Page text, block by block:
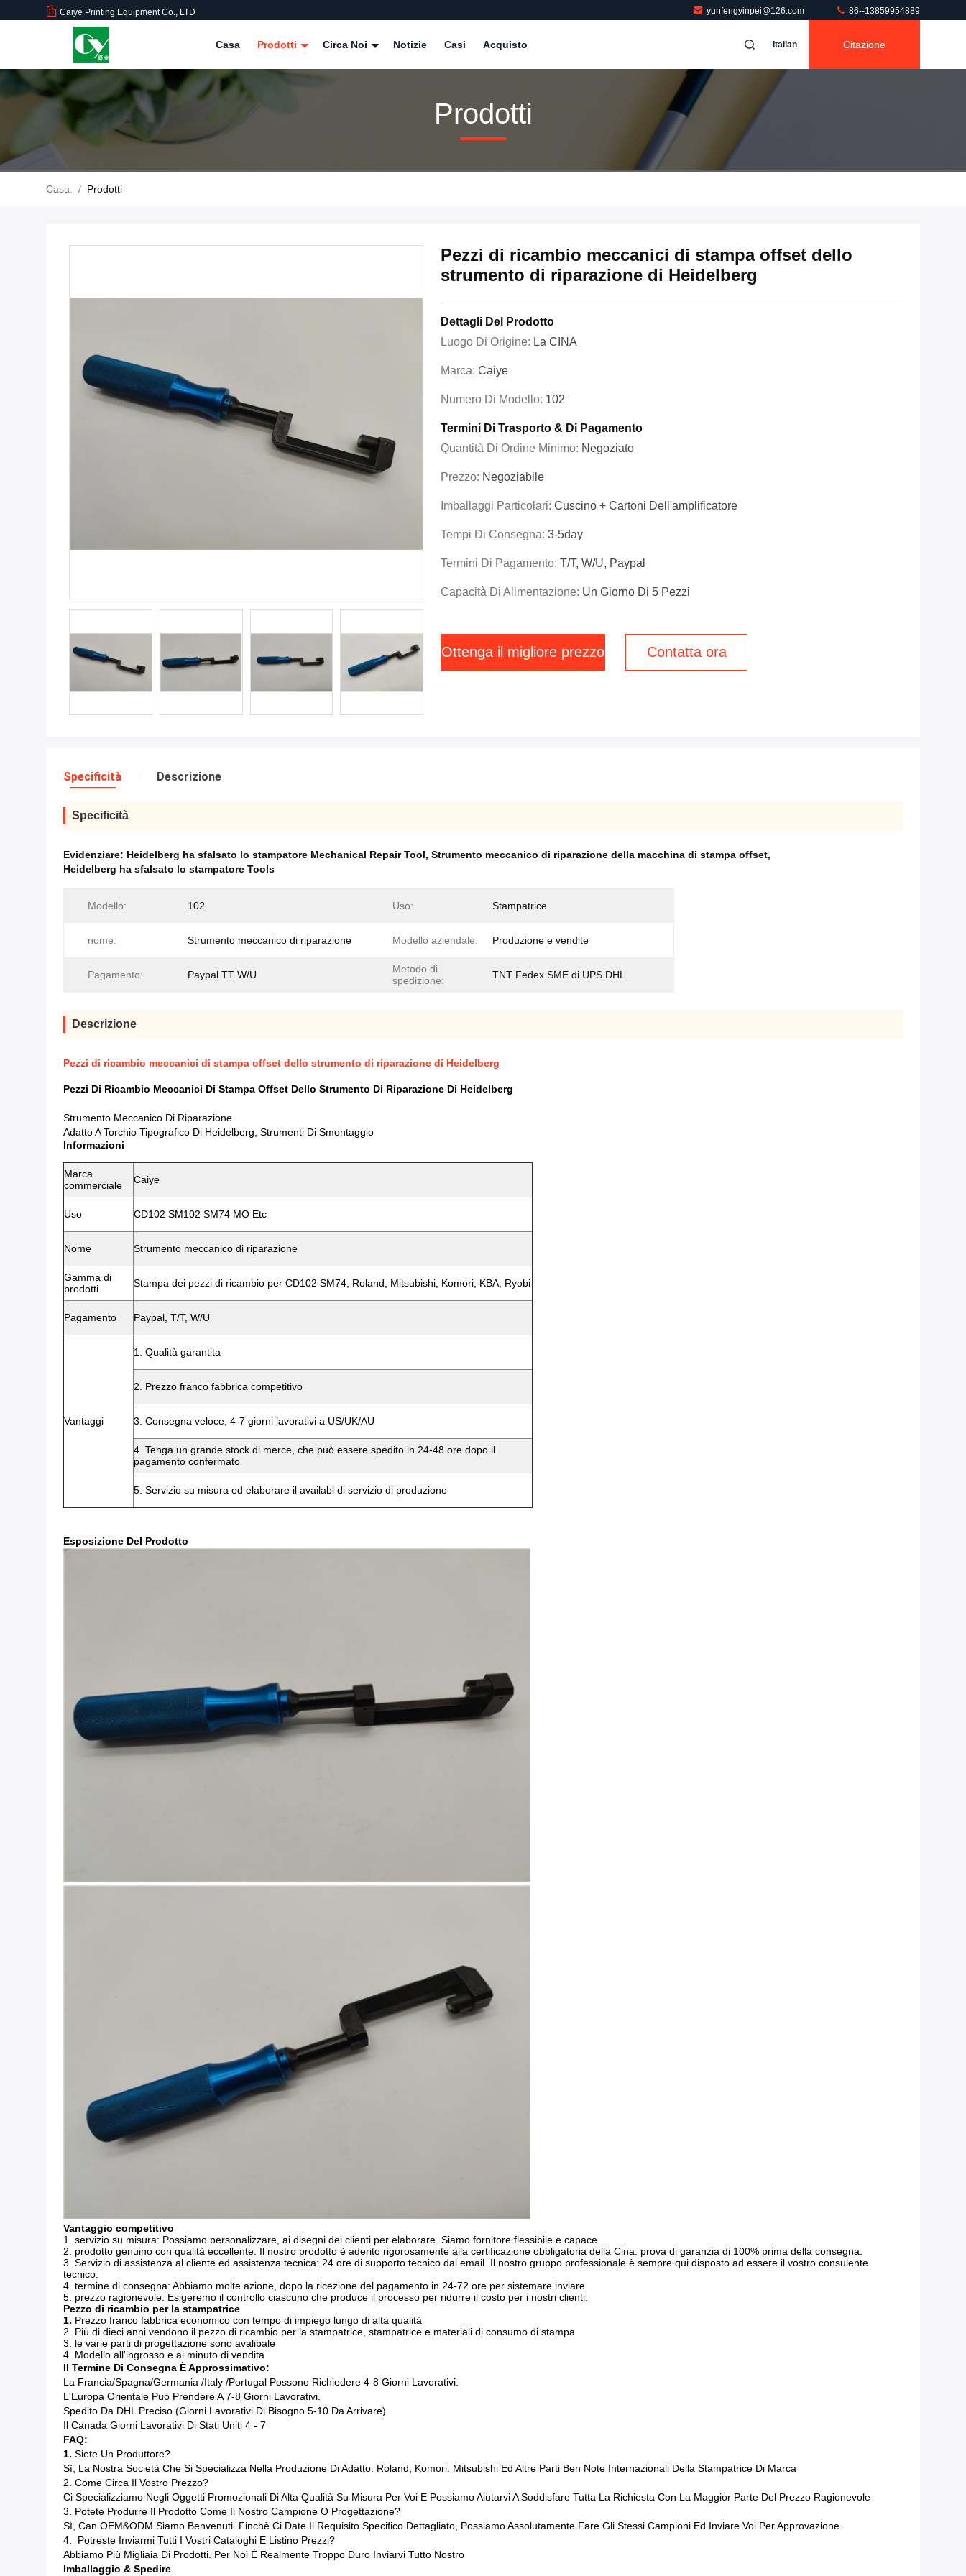
Caiye Printing Equipment Co., LTD yunfengyinpei@126.com 86--13859954889
Casa Prodotti Circa Noi Notizie Casi Acquisto Italian Citazione
Prodotti
Casa. / Prodotti
Pezzi di ricambio meccanici di stampa offset dello
strumento di riparazione di Heidelberg
Dettagli Del Prodotto
Luogo Di Origine: La CINA
Marca: Caiye
Numero Di Modello: 102
Termini Di Trasporto & Di Pagamento
Quantità Di Ordine Minimo: Negoziato
Prezzo: Negoziabile
Imballaggi Particolari: Cuscino + Cartoni Dell'amplificatore
Tempi Di Consegna: 3-5day
Termini Di Pagamento: T/T, W/U, Paypal
Capacità Di Alimentazione: Un Giorno Di 5 Pezzi
Ottenga il migliore prezzo Contatta ora
Specificità Descrizione
Specificità
Evidenziare: Heidelberg ha sfalsato lo stampatore Mechanical Repair Tool, Strumento meccanico di riparazione della macchina di stampa offset,
Heidelberg ha sfalsato lo stampatore Tools
Modello: 102 Uso: Stampatrice
nome: Strumento meccanico di riparazione Modello aziendale: Produzione e vendite
Pagamento: Paypal TT W/U
Metodo di
spedizione:
TNT Fedex SME di UPS DHL
Descrizione
Pezzi di ricambio meccanici di stampa offset dello strumento di riparazione di Heidelberg
Pezzi Di Ricambio Meccanici Di Stampa Offset Dello Strumento Di Riparazione Di Heidelberg
Strumento Meccanico Di Riparazione
Adatto A Torchio Tipografico Di Heidelberg, Strumenti Di Smontaggio
Informazioni
Marca
commerciale
Caiye
Uso CD102 SM102 SM74 MO Etc
Nome Strumento meccanico di riparazione
Gamma di
prodotti
Stampa dei pezzi di ricambio per CD102 SM74, Roland, Mitsubishi, Komori, KBA, Ryobi
Pagamento Paypal, T/T, W/U
Vantaggi
1. Qualità garantita
2. Prezzo franco fabbrica competitivo
3. Consegna veloce, 4-7 giorni lavorativi a US/UK/AU
4. Tenga un grande stock di merce, che può essere spedito in 24-48 ore dopo il
pagamento confermato
5. Servizio su misura ed elaborare il availabl di servizio di produzione
Esposizione Del Prodotto
Vantaggio competitivo
1. servizio su misura: Possiamo personalizzare, ai disegni dei clienti per elaborare. Siamo fornitore flessibile e capace.
2. prodotto genuino con qualità eccellente: Il nostro prodotto è aderito rigorosamente alla certificazione obbligatoria della Cina. prova di garanzia di 100% prima della consegna.
3. Servizio di assistenza al cliente ed assistenza tecnica: 24 ore di supporto tecnico dal email. Il nostro gruppo professionale è sempre qui disposto ad essere il vostro consulente
tecnico.
4. termine di consegna: Abbiamo molte azione, dopo la ricezione del pagamento in 24-72 ore per sistemare inviare
5. prezzo ragionevole: Esigeremo il controllo ciascuno che produce il processo per ridurre il costo per i nostri clienti.
Pezzo di ricambio per la stampatrice
1. Prezzo franco fabbrica economico con tempo di impiego lungo di alta qualità
2.
Più di dieci anni vendono il pezzo di ricambio per la stampatrice, stampatrice e materiali di consumo di stampa
3. le varie parti di progettazione sono avalibale
4. Modello all'ingrosso e al minuto di vendita
Il Termine Di Consegna È Approssimativo:
La Francia/Spagna/Germania /Italy /Portugal Possono Richiedere 4-8 Giorni Lavorativi.
L'Europa Orientale Può Prendere A 7-8 Giorni Lavorativi.
Spedito Da DHL Preciso (giorni Lavorativi Di Bisogno 5-10 Da Arrivare)
Il Canada Giorni Lavorativi Di Stati Uniti 4 - 7
FAQ:
1. Siete Un Produttore?
Sì, La Nostra Società Che Si Specializza Nella Produzione Di Adatto. Roland, Komori. Mitsubishi Ed Altre Parti Ben Note Internazionali Della Stampatrice Di Marca
2. Come Circa Il Vostro Prezzo?
Ci Specializziamo Negli Oggetti Promozionali Di Alta Qualità Su Misura Per Voi E Possiamo Aiutarvi A Soddisfare Tutta La Richiesta Con La Maggior Parte Del Prezzo Ragionevole
3. Potete Produrre Il Prodotto Come Il Nostro Campione O Progettazione?
Sì, Can.OEM&ODM Siamo Benvenuti. Finchè Ci Date Il Requisito Specifico Dettagliato, Possiamo Assolutamente Fare Gli Stessi Campioni Ed Inviare Voi Per Approvazione.
4. Potreste Inviarmi Tutti I Vostri Cataloghi E Listino Prezzi?
Abbiamo Più Migliaia Di Prodotti. Per Noi È Realmente Troppo Duro Inviarvi Tutto Nostro
Imballaggio & Spedire